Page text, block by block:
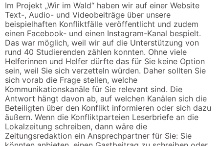
Im Projekt „Wir im Wald“ haben wir auf einer Website
Text-, Audio- und Videobeiträge über unsere
beispielhaften Konfliktfälle veröffentlicht und zudem
einen Facebook- und einen Instagram-Kanal bespielt.
Das war möglich, weil wir auf die Unterstützung von
rund 40 Studierenden zählen konnten. Ohne viele
Helferinnen und Helfer dürfte das für Sie keine Option
sein, weil Sie sich verzetteln würden. Daher sollten Sie
sich vorab die Frage stellen, welche
Kommunikationskanäle für Sie relevant sind. Die
Antwort hängt davon ab, auf welchen Kanälen sich die
Beteiligten über den Konflikt informieren oder sich dazu
äußern. Wenn die Konfliktparteien Leserbriefe an die
Lokalzeitung schreiben, dann wäre die
Zeitungsredaktion ein Ansprechpartner für Sie: Sie